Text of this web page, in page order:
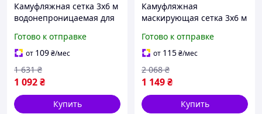
Камуфляжная сетка 3x6 м
водонепроницаемая для
GARDLOV PR-379
Готово к отправке
от 109₴/мес
1 092₴
1 631 ₴
Купить
Камуфляжная
маскирующая сетка 3x6 м
100 стяжками для сада
кемпинга Gardlov
Готово к отправке
от 115₴/мес
1 149₴
2 068 ₴
Купить